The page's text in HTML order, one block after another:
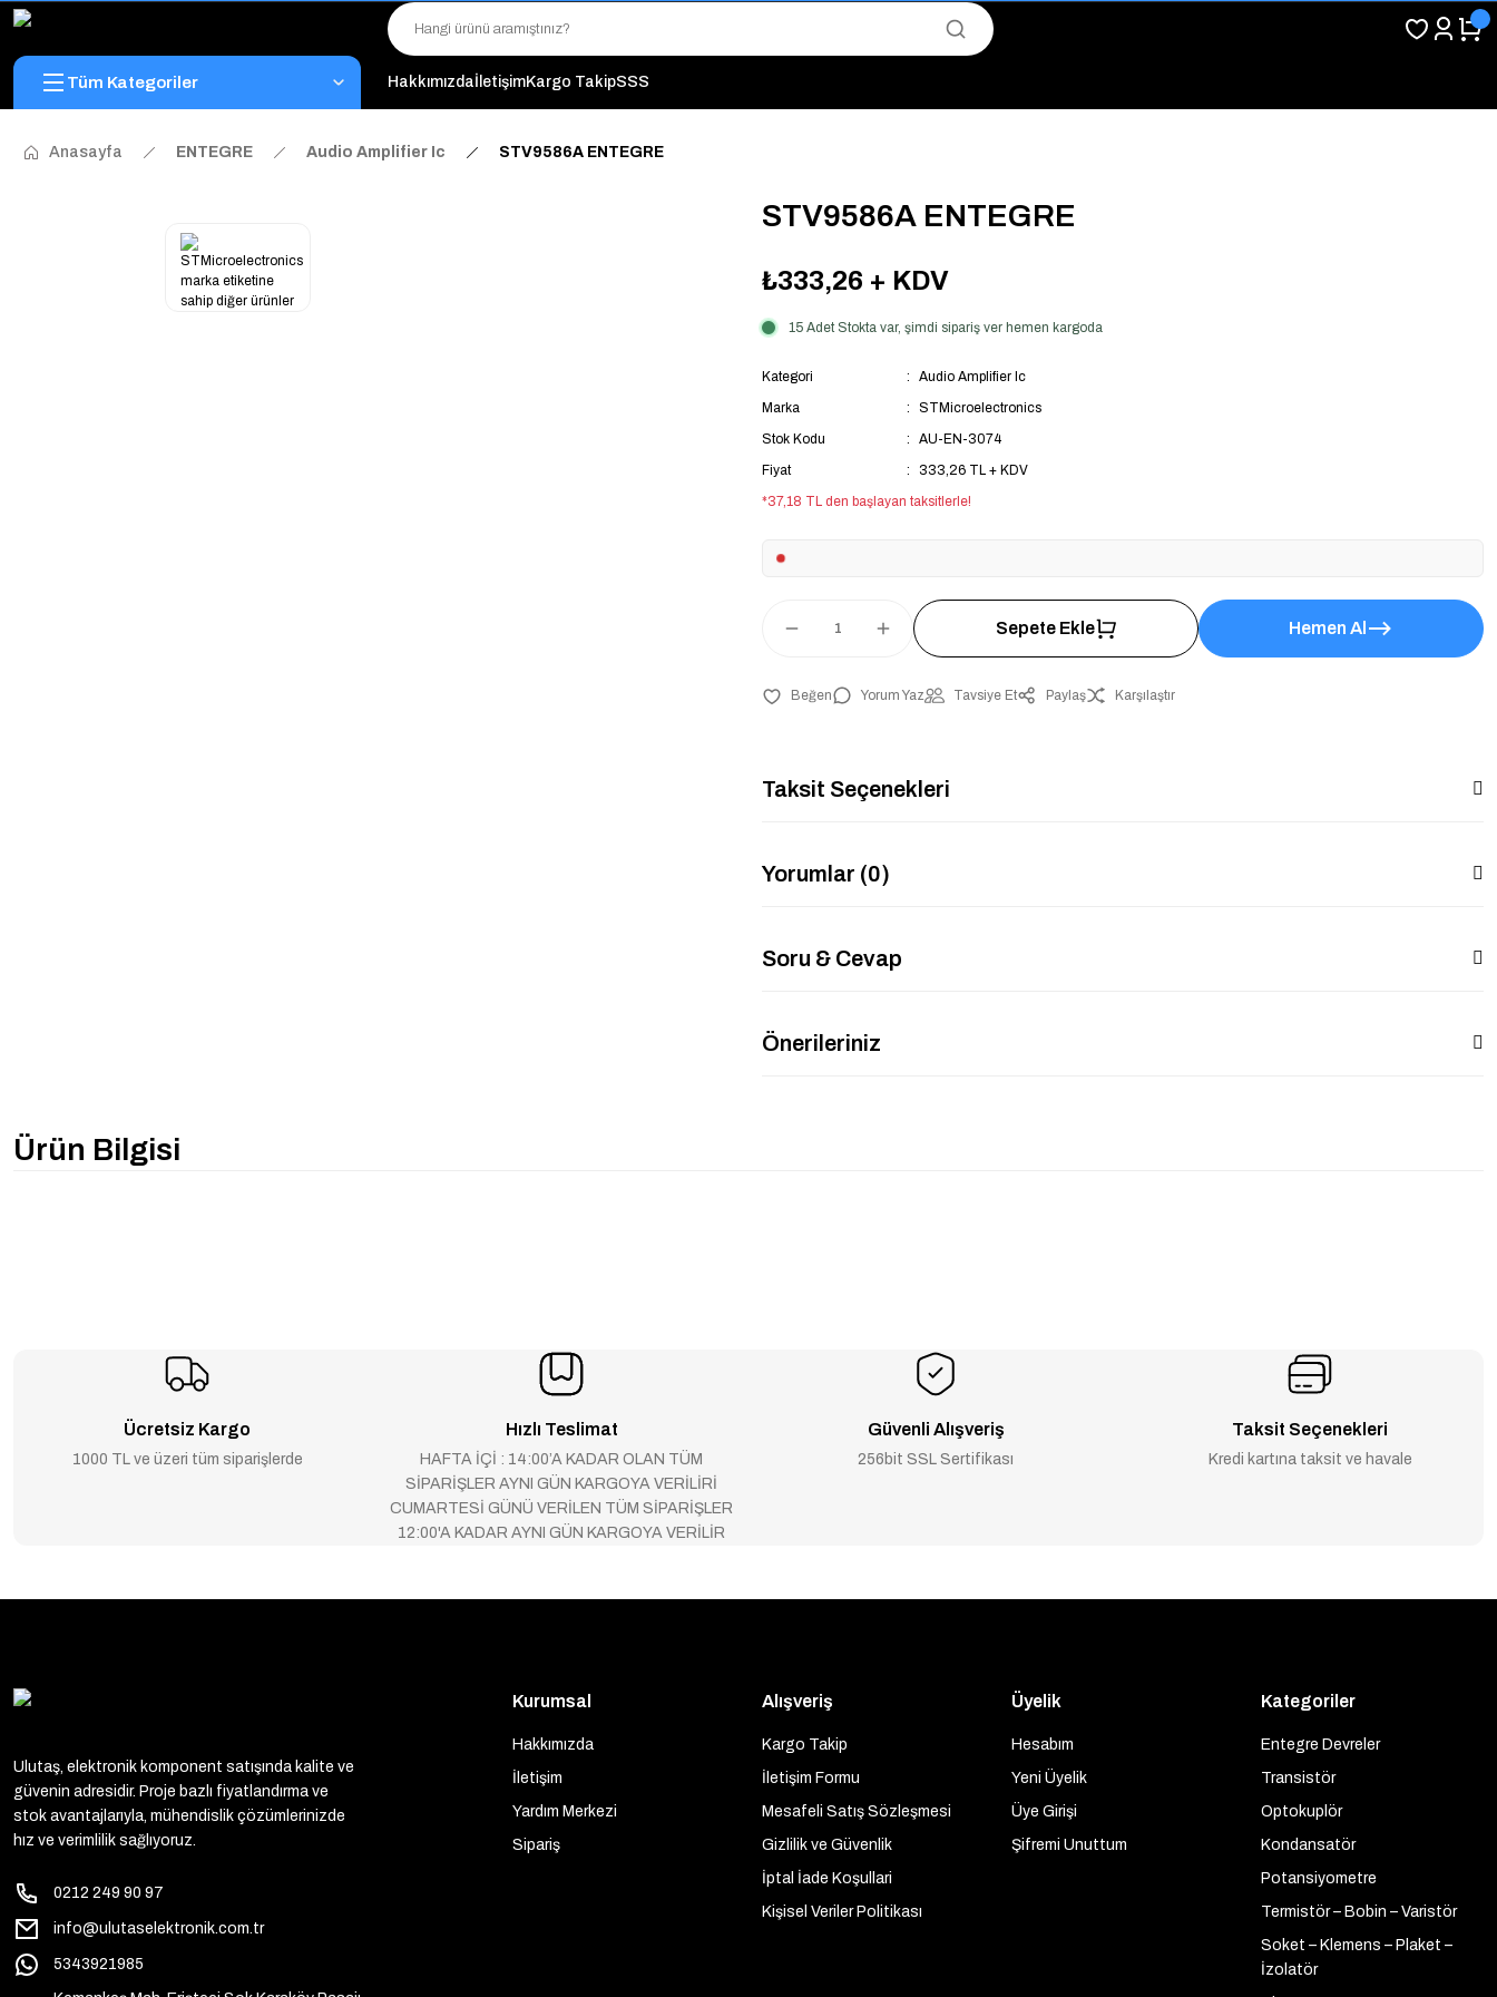
"Toptan Fiyatına Perakende Satış Avantajını Kaçırmayın!"
"Üyelere Özel: Stok Önceliği ve Proje Fiyatları."
Tüm Kategoriler HakkımızdaİletişimKargo TakipSSS
Anasayfa ENTEGRE Audio Amplifier Ic STV9586A ENTEGRE
STV9586A ENTEGRE
₺333,26 + KDV
15 Adet Stokta var, şimdi sipariş ver hemen kargoda
Kategori
Audio Amplifier Ic
Marka
STMicroelectronics
Stok Kodu
AU-EN-3074
Fiyat
333,26 TL + KDV
*37,18 TL den başlayan taksitlerle!
Sepete Ekle Hemen Al
Yorum Yaz Tavsiye Et Paylaş Karşılaştır
Taksit Seçenekleri
Yorumlar (0)
Soru & Cevap
Önerileriniz
Ürün Bilgisi
Ücretsiz Kargo
1000 TL ve üzeri tüm siparişlerde
Hızlı Teslimat
HAFTA İÇİ : 14:00’A KADAR OLAN TÜM
SİPARİŞLER AYNI GÜN KARGOYA VERİLİRİ
CUMARTESİ GÜNÜ VERİLEN TÜM SİPARİŞLER
12:00'A KADAR AYNI GÜN KARGOYA VERİLİR
Güvenli Alışveriş
256bit SSL Sertifikası
Taksit Seçenekleri
Kredi kartına taksit ve havale
Ulutaş, elektronik komponent satışında kalite ve
güvenin adresidir. Proje bazlı fiyatlandırma ve
stok avantajlarıyla, mühendislik çözümlerinizde
hız ve verimlilik sağlıyoruz.
0212 249 90 97
info@ulutaselektronik.com.tr
5343921985
Kurumsal
Hakkımızda
İletişim
Yardım Merkezi
Sipariş
Alışveriş
Kargo Takip
İletişim Formu
Mesafeli Satış Sözleşmesi
Gizlilik ve Güvenlik
İptal İade Koşullari
Kişisel Veriler Politikası
Üyelik
Hesabım
Yeni Üyelik
Üye Girişi
Şifremi Unuttum
Kategoriler
Entegre Devreler
Transistör
Optokuplör
Kondansatör
Potansiyometre
Termistör – Bobin – Varistör
Soket – Klemens – Plaket –
İzolatör